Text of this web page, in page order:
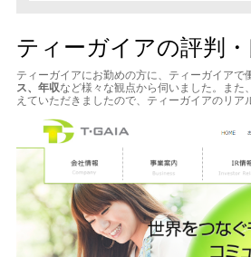
ティーガイアの評判・
ティーガイアにお勤めの方に、ティーガイアで
ス、年収など様々な観点から伺いました。また、
えていただきましたので、ティーガイアのリア